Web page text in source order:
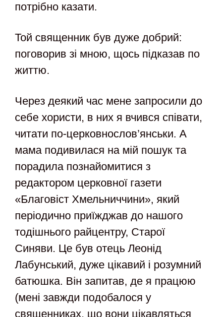
потрібно казати.
Той священник був дуже добрий:
поговорив зі мною, щось підказав по
життю.
Через деякий час мене запросили до
себе хористи, в них я вчився співати,
читати по-церковнослов’янськи. А
мама подивилася на мій пошук та
порадила познайомитися з
редактором церковної газети
«Благовіст Хмельниччини», який
періодично приїжджав до нашого
тодішнього райцентру, Старої
Синяви. Це був отець Леонід
Лабунський, дуже цікавий і розумний
батюшка. Він запитав, де я працюю
(мені завжди подобалося у
священниках, що вони цікавляться